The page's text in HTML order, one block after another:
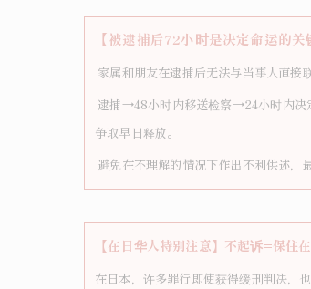
【被逮捕后72小时是决定命运的关
家属和朋友在逮捕后无法与当事人直接
逮捕→48小时内移送检察→24小时内决
争取早日释放。
避免在不理解的情况下作出不利供述，
【在日华人特别注意】不起诉=保住
在日本，许多罪行即使获得缓刑判决，